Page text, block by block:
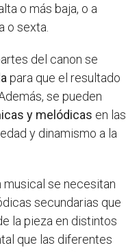
o más baja, o a
o sexta.
del canon se
para que el resultado
se pueden
y melódicas en las
y dinamismo a la
musical se necesitan
secundarias que
la pieza en distintos
que las diferentes